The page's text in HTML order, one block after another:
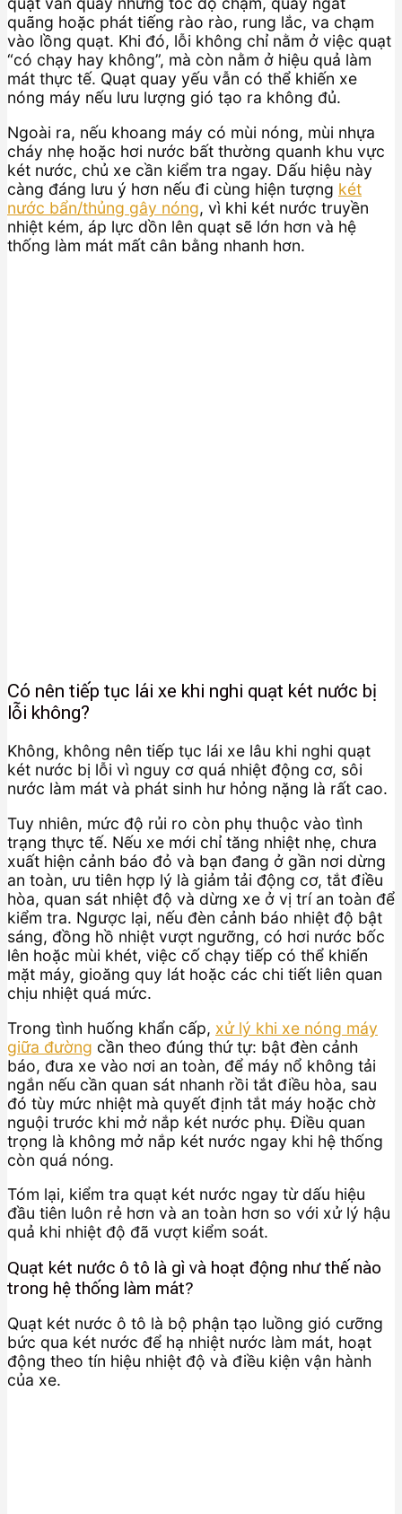
quãng hoặc phát tiếng rào rào, rung lắc, va chạm
vào lồng quạt. Khi đó, lỗi không chỉ nằm ở việc quạt
“có chạy hay không”, mà còn nằm ở hiệu quả làm
mát thực tế. Quạt quay yếu vẫn có thể khiến xe
nóng máy nếu lưu lượng gió tạo ra không đủ.
Ngoài ra, nếu khoang máy có mùi nóng, mùi nhựa
cháy nhẹ hoặc hơi nước bất thường quanh khu vực
két nước, chủ xe cần kiểm tra ngay. Dấu hiệu này
càng đáng lưu ý hơn nếu đi cùng hiện tượng két
nước bẩn/thủng gây nóng, vì khi két nước truyền
nhiệt kém, áp lực dồn lên quạt sẽ lớn hơn và hệ
thống làm mát mất cân bằng nhanh hơn.
Có nên tiếp tục lái xe khi nghi quạt két nước bị
lỗi không?
Không, không nên tiếp tục lái xe lâu khi nghi quạt
két nước bị lỗi vì nguy cơ quá nhiệt động cơ, sôi
nước làm mát và phát sinh hư hỏng nặng là rất cao.
Tuy nhiên, mức độ rủi ro còn phụ thuộc vào tình
trạng thực tế. Nếu xe mới chỉ tăng nhiệt nhẹ, chưa
xuất hiện cảnh báo đỏ và bạn đang ở gần nơi dừng
an toàn, ưu tiên hợp lý là giảm tải động cơ, tắt điều
hòa, quan sát nhiệt độ và dừng xe ở vị trí an toàn để
kiểm tra. Ngược lại, nếu đèn cảnh báo nhiệt độ bật
sáng, đồng hồ nhiệt vượt ngưỡng, có hơi nước bốc
lên hoặc mùi khét, việc cố chạy tiếp có thể khiến
mặt máy, gioăng quy lát hoặc các chi tiết liên quan
chịu nhiệt quá mức.
Trong tình huống khẩn cấp, xử lý khi xe nóng máy
giữa đường cần theo đúng thứ tự: bật đèn cảnh
báo, đưa xe vào nơi an toàn, để máy nổ không tải
ngắn nếu cần quan sát nhanh rồi tắt điều hòa, sau
đó tùy mức nhiệt mà quyết định tắt máy hoặc chờ
nguội trước khi mở nắp két nước phụ. Điều quan
trọng là không mở nắp két nước ngay khi hệ thống
còn quá nóng.
Tóm lại, kiểm tra quạt két nước ngay từ dấu hiệu
đầu tiên luôn rẻ hơn và an toàn hơn so với xử lý hậu
quả khi nhiệt độ đã vượt kiểm soát.
Quạt két nước ô tô là gì và hoạt động như thế nào
trong hệ thống làm mát?
Quạt két nước ô tô là bộ phận tạo luồng gió cưỡng
bức qua két nước để hạ nhiệt nước làm mát, hoạt
động theo tín hiệu nhiệt độ và điều kiện vận hành
của xe.